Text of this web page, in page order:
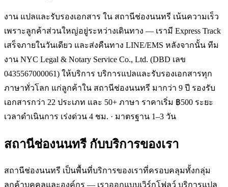
งาน แปลและรับรองเอกสาร ใน สถานีช่องนนทรี เน้นความเร็ว
เพราะลูกค้าส่วนใหญ่อยู่ระหว่างเดินทาง — เรามี Express Track
เสร็จภายในวันเดียว และส่งคืนทาง LINE/EMS หลังจากนั้น ทีม
งาน NYC Legal & Notary Service Co., Ltd. (DBD เลข
0435567000061) ให้บริการ บริการแปลและรับรองเอกสารทุก
ภาษาทั่วโลก แก่ลูกค้าใน สถานีช่องนนทรี มากว่า 9 ปี รองรับ
เอกสารกว่า 22 ประเภท และ 50+ ภาษา ราคาเริ่ม ฿500 ระยะ
เวลาดำเนินการ เร่งด่วน 4 ชม. · มาตรฐาน 1–3 วัน
สถานีช่องนนทรีกับบริการของเรา
สถานีช่องนนทรี เป็นพื้นที่บริการของเราที่ครอบคลุมทั้งกลุ่ม
ลูกค้าบุคคลและองค์กร — เราออกแบบเวิร์กโฟลว์ บริการแปล